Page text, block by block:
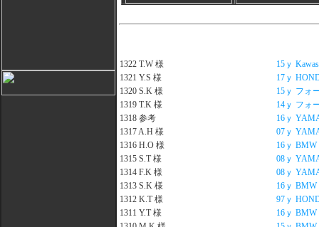
1322 T.W 様
15ｙ
1321 Y.S 様
17ｙ
1320 S.K 様
15ｙ フ
1319 T.K 様
14ｙ フォ
1318 参考
16ｙ
1317 A.H 様
07ｙ
1316 H.O 様
16ｙ BMW
1315 S.T 様
08ｙ
1314 F.K 様
08ｙ
1313 S.K 様
16ｙ BMW
1312 K.T 様
97ｙ
1311 Y.T 様
16ｙ BMW